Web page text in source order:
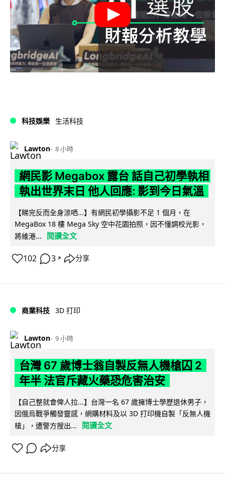
科技娛樂 生活科技
Lawton 8 小時
網民影 Megabox 露台 話自己初學執相
執出世界末日 他人回應: 影到今日氣溫
【睇完反而全身涼哂...】有網民初學攝影不足 1 個月，在
MegaBox 18 樓 Mega Sky 空中花園拍照，因不懂調校光影，
將維港...
閱讀全文
102 3 ↗ 分享
商業科技 3D 打印
Lawton 9 小時
台灣 67 歲博士翁自製反無人機槍囚 2
年半 法官斥藏火藥恐危害治安
【自己整就會俾人拉...】台灣一名 67 歲擁博士學歷退休男子，
因俄烏戰爭觸發靈感，網購材料及以 3D 打印機自製「反無人機
槍」，遭警方搜出...
閱讀全文
分享